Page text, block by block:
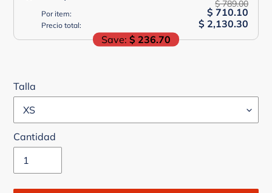
Por item:
$ 789.00
$ 710.10
Precio total:
$ 2,130.30
Save: $ 236.70
Talla
Cantidad